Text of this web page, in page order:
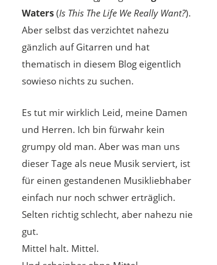
Waters(Is This The Life We Really Want?).
Aber selbst das verzichtet nahezu
gänzlich auf Gitarren und hat
thematisch in diesem Blog eigentlich
sowieso nichts zu suchen.
Es tut mir wirklich Leid, meine Damen
und Herren. Ich bin fürwahr kein
grumpy old man. Aber was man uns
dieser Tage als neue Musik serviert, ist
für einen gestandenen Musikliebhaber
einfach nur noch schwer erträglich.
Selten richtig schlecht, aber nahezu nie
gut.
Mittel halt. Mittel.